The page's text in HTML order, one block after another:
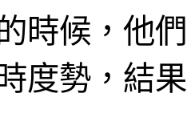
時候，他
度勢，結